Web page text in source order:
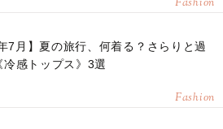
7月】夏の旅行、何着る？さらりと過
冷感トップス》3選
Fashion